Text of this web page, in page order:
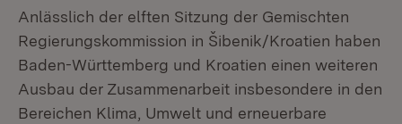
Anlässlich der elften Sitzung der Gemischten
Regierungskommission in Šibenik/Kroatien haben
Baden-Württemberg und Kroatien einen weiteren
Ausbau der Zusammenarbeit insbesondere in den
Bereichen Klima, Umwelt und erneuerbare